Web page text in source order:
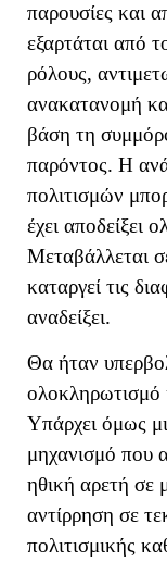
παρουσίες και
εξαρτάται από
ρόλους,
ανακατανομή
βάση τη
παρόντος. Η
πολιτισμών
έχει αποδείξει
Μεταβάλλεται
καταργεί τις
αναδείξει.
Θα ήταν
ολοκληρωτισμό
Υπάρχει όμως
μηχανισμό που
ηθική αρετή σε
αντίρρηση σε
πολιτισμικής